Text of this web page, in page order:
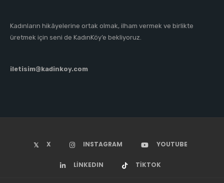
Kadınların hikâyelerine ortak olmak, ilham vermek ve birlikte
üretmek için seni de KadınKöy’e bekliyoruz.
iletisim@kadinkoy.com
X INSTAGRAM YOUTUBE
LINKEDIN TIKTOK